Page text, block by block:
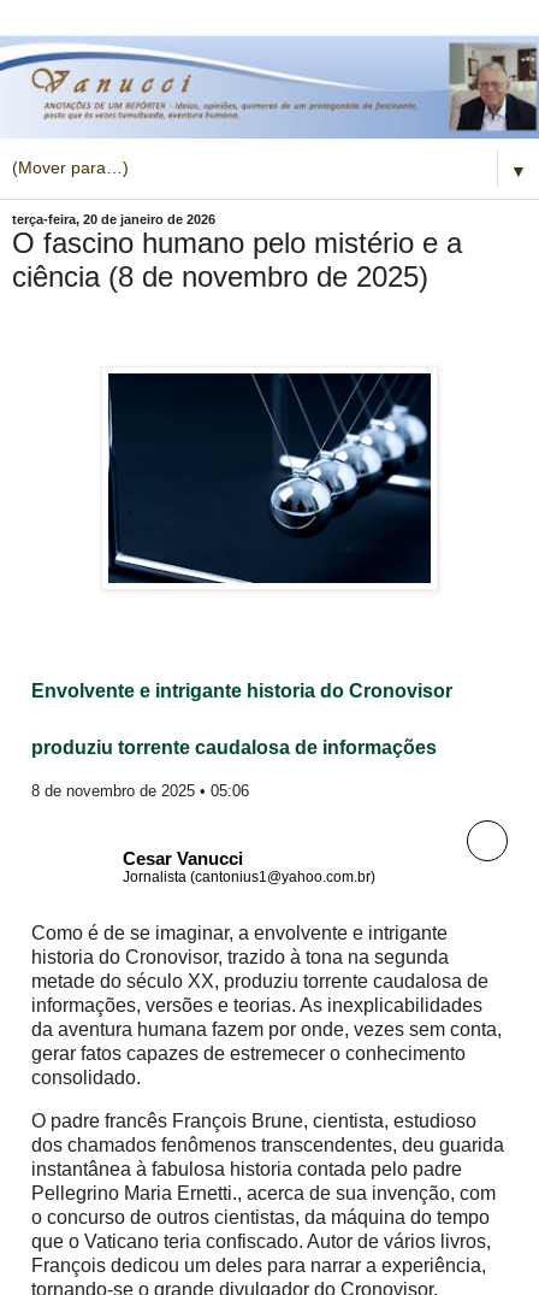
▼
terça-feira, 20 de janeiro de 2026
O fascino humano pelo mistério e a
ciência (8 de novembro de 2025)
Envolvente e intrigante historia do Cronovisor
produziu torrente caudalosa de informações
8 de novembro de 2025 • 05:06
Cesar Vanucci
Jornalista (cantonius1@yahoo.com.br)
Como é de se imaginar, a envolvente e intrigante
historia do Cronovisor, trazido à tona na segunda
metade do século XX, produziu torrente caudalosa de
informações, versões e teorias. As inexplicabilidades
da aventura humana fazem por onde, vezes sem conta,
gerar fatos capazes de estremecer o conhecimento
consolidado.
O padre francês François Brune, cientista, estudioso
dos chamados fenômenos transcendentes, deu guarida
instantânea à fabulosa historia contada pelo padre
Pellegrino Maria Ernetti., acerca de sua invenção, com
o concurso de outros cientistas, da máquina do tempo
que o Vaticano teria confiscado. Autor de vários livros,
François dedicou um deles para narrar a experiência,
tornando-se o grande divulgador do Cronovisor,